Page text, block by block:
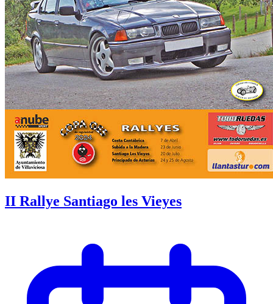
II Rallye Santiago les Vieyes